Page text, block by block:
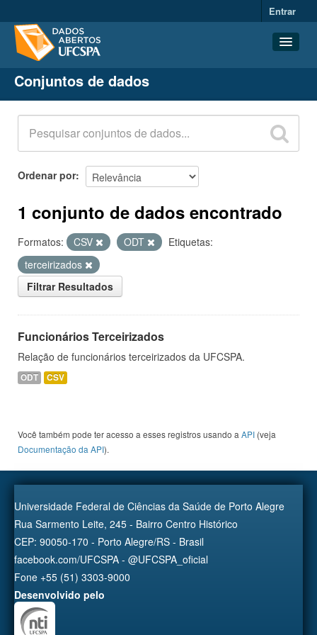
Entrar
Conjuntos de dados
Organizações
Grupos
Sobre
Conjuntos de dados
Ordenar por
1 conjunto de dados encontrado
Formatos: CSV ODT
Etiquetas:
terceirizados
Filtrar Resultados
Funcionários Terceirizados
Relação de funcionários terceirizados da UFCSPA.
ODT CSV
Você também pode ter acesso a esses registros usando a API (veja
Documentação da API).
Universidade Federal de Ciências da Saúde de Porto Alegre
Rua Sarmento Leite, 245 - Bairro Centro Histórico
CEP: 90050-170 - Porto Alegre/RS - Brasil
facebook.com/UFCSPA - @UFCSPA_oficial
Fone +55 (51) 3303-9000
Desenvolvido pelo